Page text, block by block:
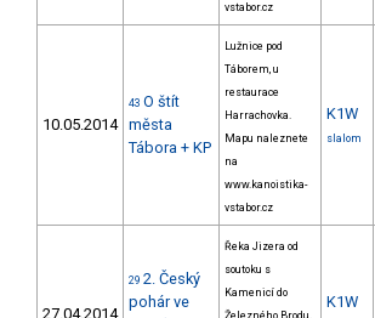
vstabor.cz
10.05.2014
43 O štít
města
Tábora + KP
Lužnice pod
Táborem, u
restaurace
Harrachovka.
Mapu naleznete
na
www.kanoistika-
vstabor.cz
K1W
slalom
27.04.2014
29 2. Český
pohár ve
Řeka Jizera od
soutoku s
Kamenicí do
K1W